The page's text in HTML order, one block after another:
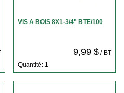
VIS A BOIS 8X1-3/4" BTE/100
9,99 $/ BT
Quantité: 1